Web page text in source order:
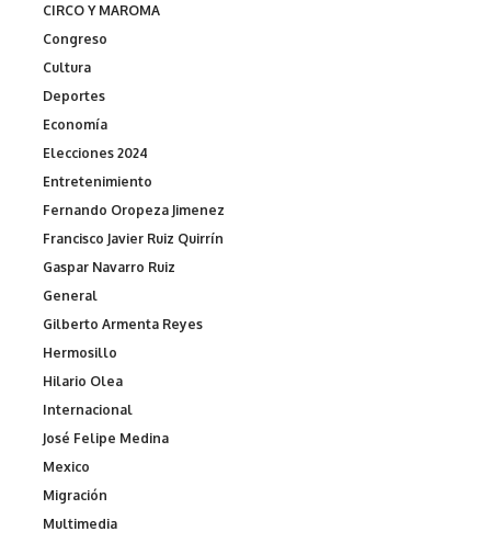
CIRCO Y MAROMA
Congreso
Cultura
Deportes
Economía
Elecciones 2024
Entretenimiento
Fernando Oropeza Jimenez
Francisco Javier Ruiz Quirrín
Gaspar Navarro Ruiz
General
Gilberto Armenta Reyes
Hermosillo
Hilario Olea
Internacional
José Felipe Medina
Mexico
Migración
Multimedia